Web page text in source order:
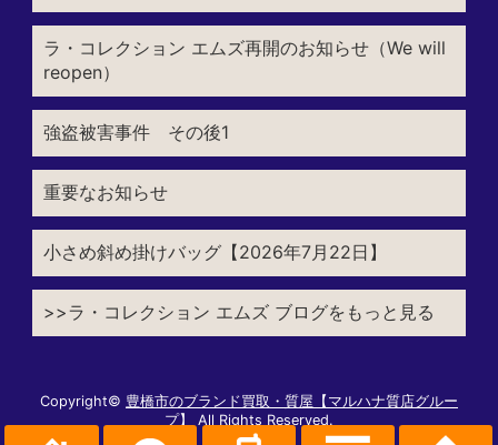
ラ・コレクション エムズ再開のお知らせ（We will
reopen）
強盗被害事件 その後1
重要なお知らせ
小さめ斜め掛けバッグ【2026年7月22日】
>>ラ・コレクション エムズ ブログをもっと見る
Copyright© 豊橋市のブランド買取・質屋【マルハナ質店グルー
プ】
All Rights Reserved.